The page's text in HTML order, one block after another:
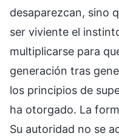
desaparezcan, sino
ser viviente el
multiplicarse para
generación tras
los principios de
ha otorgado. La
Su autoridad no se